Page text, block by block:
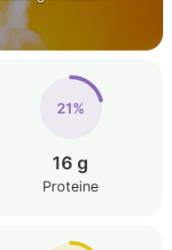
21%
16 g
Proteine